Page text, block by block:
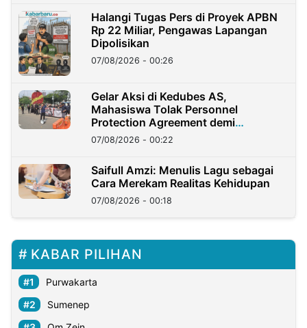
Halangi Tugas Pers di Proyek APBN
Rp 22 Miliar, Pengawas Lapangan
Dipolisikan
07/08/2026 - 00:26
Gelar Aksi di Kedubes AS,
Mahasiswa Tolak Personnel
Protection Agreement demi
Kedaulatan Negara
07/08/2026 - 00:22
Saifull Amzi: Menulis Lagu sebagai
Cara Merekam Realitas Kehidupan
07/08/2026 - 00:18
KABAR PILIHAN
Purwakarta
Sumenep